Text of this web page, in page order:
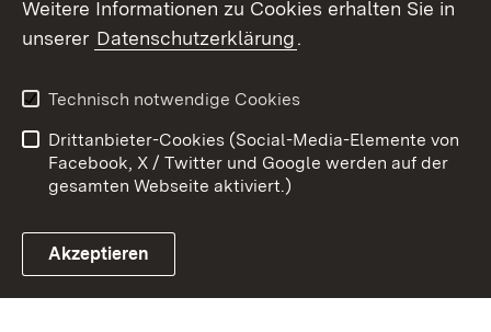
Link zum Landesportal
Kontakt
Datenschutz
Barrierefreiheit
Impressum Cookies
Weitere Informationen zu Cookies erhalten Sie in
unserer Datenschutzerklärung.
Technisch notwendige Cookies
Drittanbieter-Cookies (Social-Media-Elemente von
Facebook, X / Twitter und Google werden auf der
gesamten Webseite aktiviert.)
Akzeptieren